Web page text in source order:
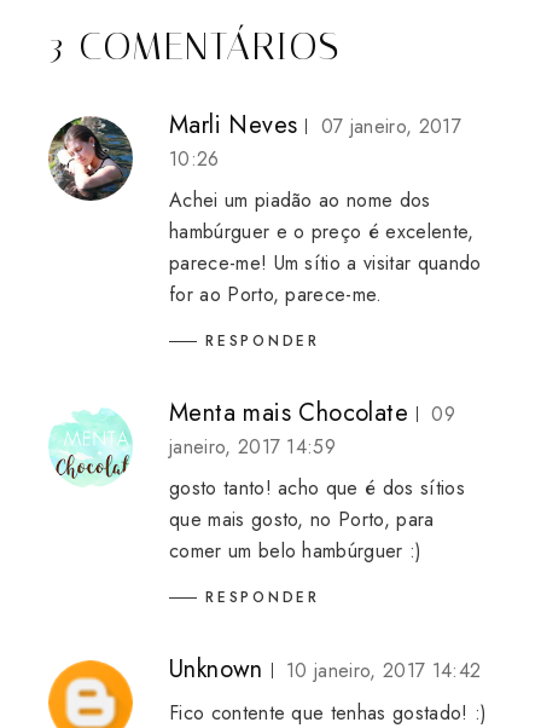
3 COMENTÁRIOS
Marli Neves
07 janeiro, 2017
10:26
Achei um piadão ao nome dos
hambúrguer e o preço é excelente,
parece-me! Um sítio a visitar quando
for ao Porto, parece-me.
RESPONDER
Menta mais Chocolate
09
janeiro, 2017 14:59
gosto tanto! acho que é dos sítios
que mais gosto, no Porto, para
comer um belo hambúrguer :)
RESPONDER
Unknown
10 janeiro, 2017 14:42
Fico contente que tenhas gostado! :)